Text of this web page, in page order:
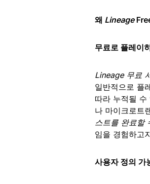
왜 Lineage
무료로 플레이
Lineage 무료
일반적으로 플
따라 누적될
나 마이크로트
스트를 완료할
임을 경험하고
사용자 정의 가